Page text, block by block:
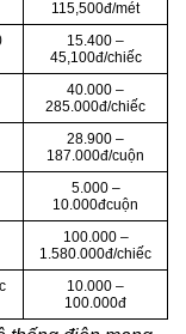
115,500đ/mét
15.400 –
45,100đ/chiếc
40.000 –
285.000đ/chiếc
28.900 –
187.000đ/cuộn
5.000 –
10.000đcuộn
100.000 –
1.580.000đ/chiếc
10.000 –
100.000đ